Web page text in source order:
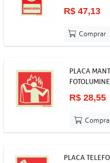
R$ 47,13
Comprar
PLACA
R$ 28,55
PLACA